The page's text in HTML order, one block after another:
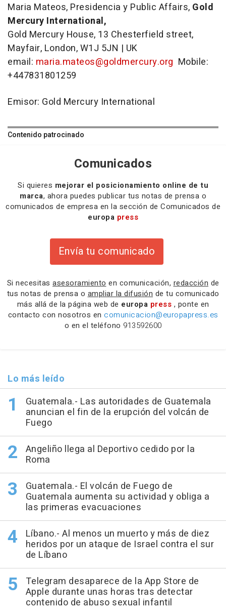
Maria Mateos, Presidencia y Public Affairs, Gold
Mercury International,
Gold Mercury House, 13 Chesterfield street,
Mayfair, London, W1J 5JN | UK
email: maria.mateos@goldmercury.org Mobile:
+447831801259
Emisor: Gold Mercury International
Contenido patrocinado
Comunicados
Si quieres mejorar el posicionamiento online de tu
marca, ahora puedes publicar tus notas de prensa o
comunicados de empresa en la sección de Comunicados de
europa press
Envía tu comunicado
Si necesitas asesoramiento en comunicación, redacción de
tus notas de prensa o ampliar la difusión de tu comunicado
más allá de la página web de europa press , ponte en
contacto con nosotros en comunicacion@europapress.es
o en el teléfono 913592600
Lo más leído
Guatemala.- Las autoridades de Guatemala
anuncian el fin de la erupción del volcán de
Fuego
Angeliño llega al Deportivo cedido por la
Roma
Guatemala.- El volcán de Fuego de
Guatemala aumenta su actividad y obliga a
las primeras evacuaciones
Líbano.- Al menos un muerto y más de diez
heridos por un ataque de Israel contra el sur
de Líbano
Telegram desaparece de la App Store de
Apple durante unas horas tras detectar
contenido de abuso sexual infantil